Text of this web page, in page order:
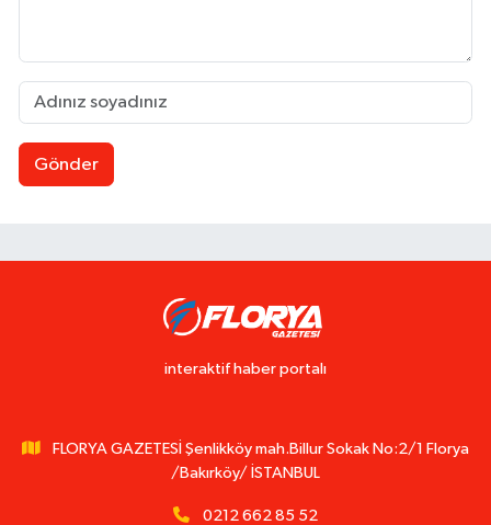
Gönder
interaktif haber portalı
FLORYA GAZETESİ Şenlikköy mah.Billur Sokak No:2/1 Florya
/Bakırköy/ İSTANBUL
0212 662 85 52